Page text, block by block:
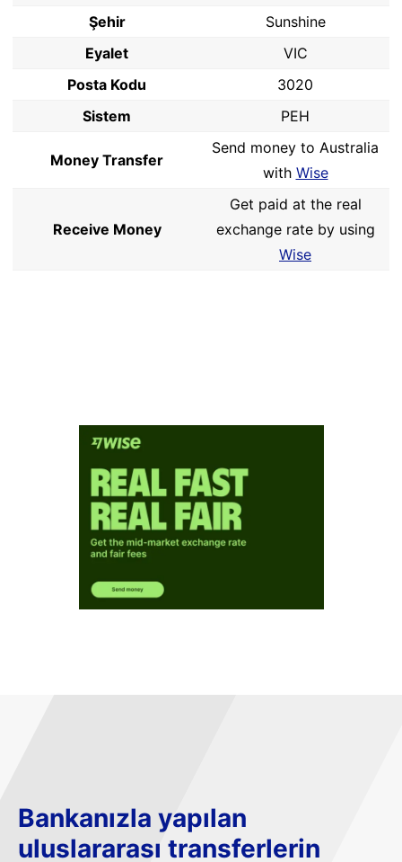
Şehir
Sunshine
Eyalet
VIC
Posta Kodu
3020
Sistem
PEH
Money Transfer
Send money to Australia
with Wise
Receive Money
Get paid at the real
exchange rate by using
Wise
Bankanızla yapılan
uluslararası transferlerin